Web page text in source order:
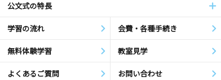
公文式の特長
学習の流れ 会費・各種手続き
無料体験学習 教室見学
よくあるご質問 お問い合わせ